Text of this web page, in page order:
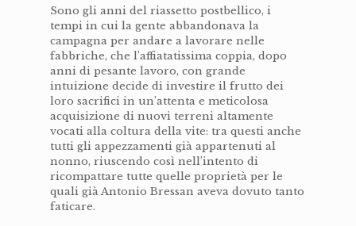
Sono gli anni del riassetto postbellico, i
tempi in cui la gente abbandonava la
campagna per andare a lavorare nelle
fabbriche, che l’affiatatissima coppia, dopo
anni di pesante lavoro, con grande
intuizione decide di investire il frutto dei
loro sacrifici in un’attenta e meticolosa
acquisizione di nuovi terreni altamente
vocati alla coltura della vite: tra questi anche
tutti gli appezzamenti già appartenuti al
nonno, riuscendo così nell’intento di
ricompattare tutte quelle proprietà per le
quali già Antonio Bressan aveva dovuto tanto
faticare.